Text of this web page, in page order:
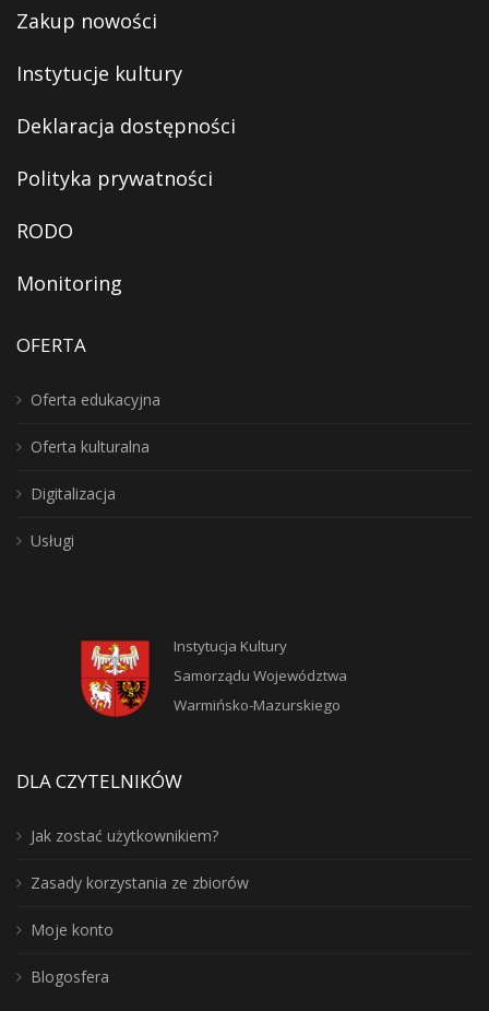
Zakup nowości
Instytucje kultury
Deklaracja dostępności
Polityka prywatności
RODO
Monitoring
OFERTA
Oferta edukacyjna
Oferta kulturalna
Digitalizacja
Usługi
Instytucja Kultury
Samorządu Województwa
Warmińsko-Mazurskiego
DLA CZYTELNIKÓW
Jak zostać użytkownikiem?
Zasady korzystania ze zbiorów
Moje konto
Blogosfera